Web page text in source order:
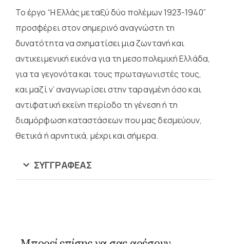
Το έργο “Η Ελλάς μεταξύ δύο πολέμων 1923-1940”
προσφέρει στον σημερινό αναγνώστη τη
δυνατότητα να σχηματίσει μια ζωντανή και
αντικειμενική εικόνα για τη μεσοπολεμική Ελλάδα,
για τα γεγονότα και τους πρωταγωνιστές τους,
και μαζί ν’ αναγνωρίσει στην ταραγμένη όσο και
αντιφατική εκείνη περίοδο τη γένεση ή τη
διαμόρφωση καταστάσεων που μας δεσμεύουν,
θετικά ή αρνητικά, μέχρι και σήμερα.
ΣΥΓΓΡΑΦΈΑΣ